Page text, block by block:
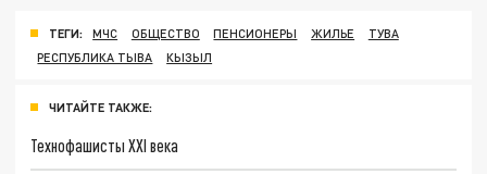
ТЕГИ: МЧС ОБЩЕСТВО ПЕНСИОНЕРЫ ЖИЛЬЕ
ТУВА
РЕСПУБЛИКА ТЫВА
КЫЗЫЛ
ЧИТАЙТЕ ТАКЖЕ:
Технофашисты XXI века